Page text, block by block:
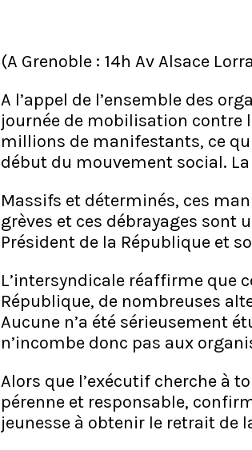
(A Grenoble : 14h Av Alsace
A l’appel de l’ensemble des
journée de mobilisation contre
millions de manifestants, ce
début du mouvement social.
Massifs et déterminés, ces
grèves et ces débrayages sont
Président de la République et
L’intersyndicale réaffirme que
République, de nombreuses
Aucune n’a été sérieusement
n’incombe donc pas aux
Alors que l’exécutif cherche à
pérenne et responsable,
jeunesse à obtenir le retrait de